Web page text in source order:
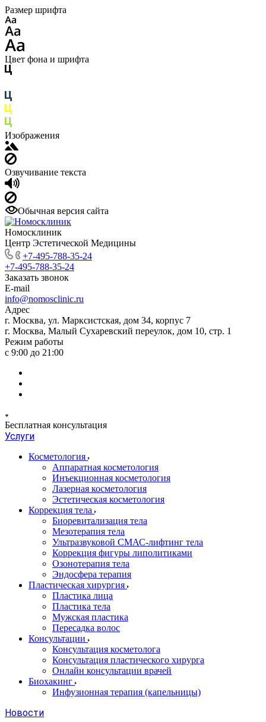
Размер шрифта
Цвет фона и шрифта
Изображения
Озвучивание текста
Обычная версия сайта
Номосклиник
Центр Эстетической Медицины
+7-495-788-35-24
+7-495-788-35-24
Заказать звонок
E-mail
info@nomosclinic.ru
Адрес
г. Москва, ул. Марксистская, дом 34, корпус 7
г. Москва, Малый Сухаревский переулок, дом 10, стр. 1
Режим работы
с 9:00 до 21:00
Бесплатная консультация
Услуги
Косметология
Аппаратная косметология
Инъекционная косметология
Лазерная косметология
Эстетическая косметология
Коррекция тела
Биоревитализация тела
Мезотерапия тела
Ультразвуковой СМАС-лифтинг тела
Коррекция фигуры липолитиками
Озонотерапия тела
Эндосфера терапия
Пластическая хирургия
Пластика лица
Пластика тела
Мужская пластика
Пересадка волос
Консультации
Консультация косметолога
Консультация пластического хирурга
Онлайн консультации врачей
Биохакинг
Инфузионная терапия (капельницы)
Новости